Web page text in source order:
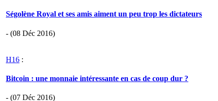
Ségolène Royal et ses amis aiment un peu trop les dictateurs
- (08 Déc 2016)
H16 :
Bitcoin : une monnaie intéressante en cas de coup dur ?
- (07 Déc 2016)